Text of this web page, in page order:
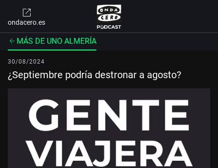
ondacero.es
MÁS DE UNO ALMERÍA
30/08/2024
¿Septiembre podría destronar a agosto?